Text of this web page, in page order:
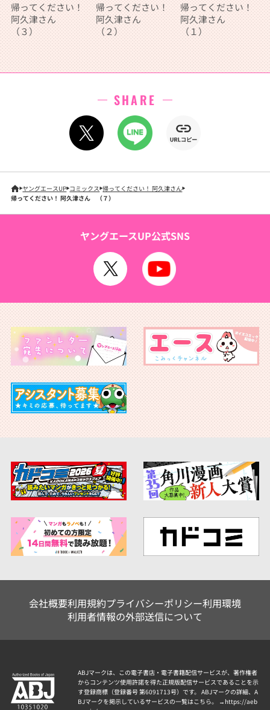
帰ってください！
阿久津さん
（３）
帰ってください！
阿久津さん
（２）
帰ってください！
阿久津さん
（１）
SHARE
ヤングエースUP コミックス 帰ってください！ 阿久津さん
帰ってください！ 阿久津さん （７）
ヤングエースUP公式SNS
会社概要利用規約プライバシーポリシー利用環境
利用者情報の外部送信について
ABJマークは、この電子書店・電子書籍配信サービスが、著作権者
からコンテンツ使用許諾を得た正規版配信サービスであることを示
す登録商標（登録番号 第6091713号）です。 ABJマークの詳細、A
BJマークを掲示しているサービスの一覧はこちら。 → https://aeb